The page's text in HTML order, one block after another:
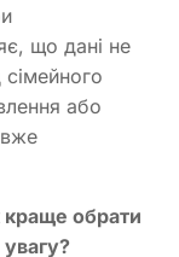
що дані не
або
краще обрати